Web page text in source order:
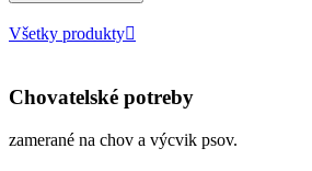
Všetky produkty
Chovatelské potreby
zamerané na chov a výcvik psov.